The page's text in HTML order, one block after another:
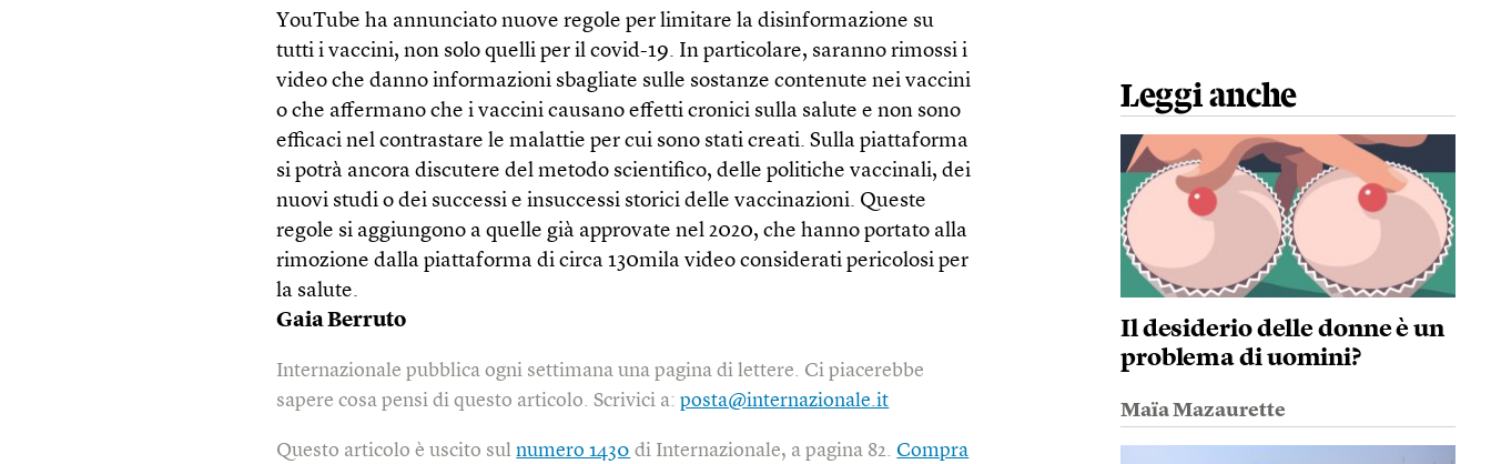
YouTube ha annunciato nuove regole per limitare la disinformazione su
tutti i vaccini, non solo quelli per il covid-19. In particolare, saranno rimossi i
video che danno informazioni sbagliate sulle sostanze contenute nei vaccini
o che affermano che i vaccini causano effetti cronici sulla salute e non sono
efficaci nel contrastare le malattie per cui sono stati creati. Sulla piattaforma
si potrà ancora discutere del metodo scientifico, delle politiche vaccinali, dei
nuovi studi o dei successi e insuccessi storici delle vaccinazioni. Queste
regole si aggiungono a quelle già approvate nel 2020, che hanno portato alla
rimozione dalla piattaforma di circa 130mila video considerati pericolosi per
la salute.
Gaia Berruto
Internazionale pubblica ogni settimana una pagina di lettere. Ci piacerebbe
sapere cosa pensi di questo articolo. Scrivici a:posta@internazionale.it
Questo articolo è uscito sulnumero 1430 di Internazionale, a pagina 82.Compra
Leggi anche
Il desiderio delle donne è un
problema di uomini?
Maïa Mazaurette